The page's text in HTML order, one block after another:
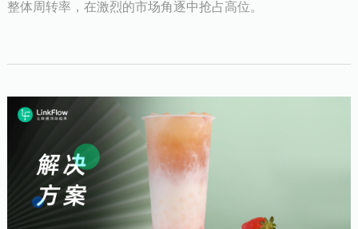
整体周转率，在激烈的市场角逐中抢占高位。